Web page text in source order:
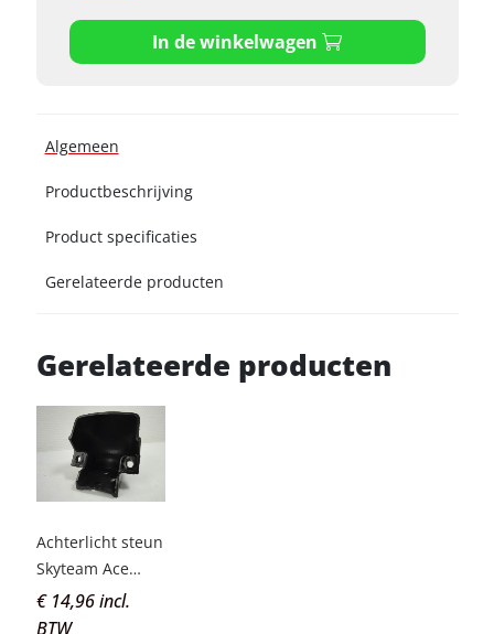
In de winkelwagen
Algemeen
Productbeschrijving
Product specificaties
Gerelateerde producten
Gerelateerde producten
Achterlicht steun
Skyteam Ace
50,125 zw.
€ 14,96 incl.
BTW